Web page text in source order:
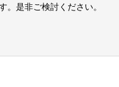
是非ご検討ください。